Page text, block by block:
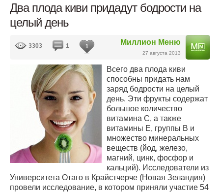
Два плода киви придадут бодрости на
целый день
Миллион Меню
27 августа 2013
3303 1 1
Всего два плода киви
способны придать нам
заряд бодрости на целый
день. Эти фрукты содержат
большое количество
витамина С, а также
витамины Е, группы В и
множество минеральных
веществ (йод, железо,
магний, цинк, фосфор и
кальций). Исследователи из
Университета Отаго в Крайстчерче (Новая Зеландия)
провели исследование, в котором приняли участие 54